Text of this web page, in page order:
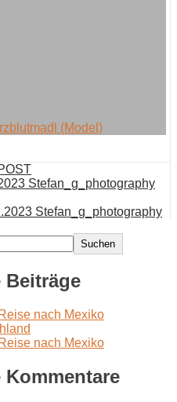
Stefan_g_photography
Stefan_g_photography
Suchen
Beiträge
nach Mexiko
nach Mexiko
Kommentare